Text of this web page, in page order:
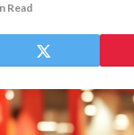
Read